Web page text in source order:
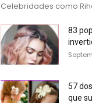
Celebridades como
83
57
que